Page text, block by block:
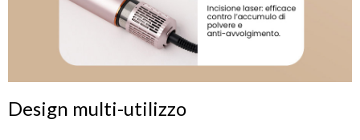
Design multi-utilizzo